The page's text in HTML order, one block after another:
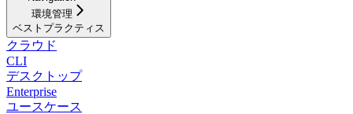
環境管理
ベストプラクティス
クラウド
CLI
デスクトップ
Enterprise
ユースケース